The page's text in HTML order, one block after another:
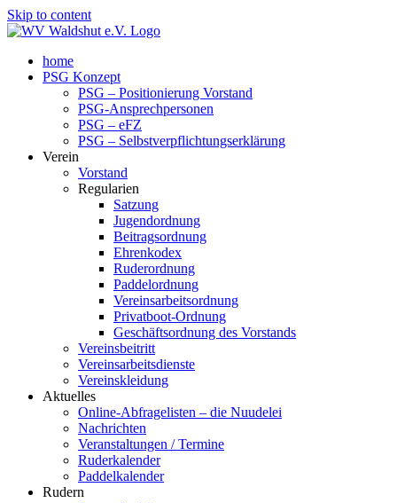
Skip to content
home
PSG Konzept
PSG – Positionierung Vorstand
PSG-Ansprechpersonen
PSG – eFZ
PSG – Selbstverpflichtungserklärung
Verein
Vorstand
Regularien
Satzung
Jugendordnung
Beitragsordnung
Ehrenkodex
Ruderordnung
Paddelordnung
Vereinsarbeitsordnung
Privatboot-Ordnung
Geschäftsordnung des Vorstands
Vereinsbeitritt
Vereinsarbeitsdienste
Vereinskleidung
Aktuelles
Online-Abfragelisten – die Nuudelei
Nachrichten
Veranstaltungen / Termine
Ruderkalender
Paddelkalender
Rudern